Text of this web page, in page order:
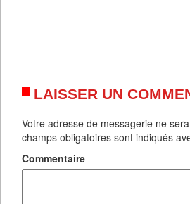
LAISSER UN
Votre adresse de messagerie ne
champs obligatoires sont indiqués
Commentaire